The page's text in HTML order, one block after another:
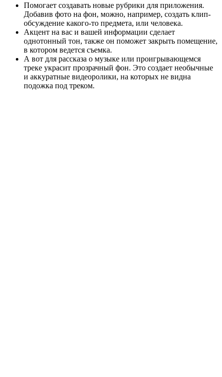
Помогает создавать новые рубрики для приложения.
Добавив фото на фон, можно, например, создать клип-
обсуждение какого-то предмета, или человека.
Акцент на вас и вашей информации сделает
однотонный тон, также он поможет закрыть помещение,
в котором ведется съемка.
А вот для рассказа о музыке или проигрывающемся
треке украсит прозрачный фон. Это создает необычные
и аккуратные видеоролики, на которых не видна
подожка под треком.